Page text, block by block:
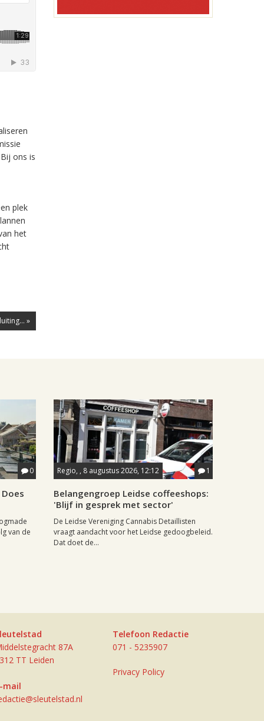
ons is
plek
het
»
0
van de
Regio, , 8 augustus 2026, 12:12 1
Belangengroep Leidse coffeeshops:
'Blijf in gesprek met sector'
De Leidse Vereniging Cannabis Detaillisten
vraagt aandacht voor het Leidse gedoogbeleid.
Dat doet de...
87A
TT Leiden
mail
Telefoon Redactie
071 - 5235907
Privacy Policy